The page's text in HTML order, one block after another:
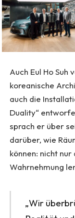
Auch Eul Ho Suh
koreanische
auch die
Duality“
sprach er über
darüber, wie
können: nicht nur
Wahrnehmung
„Wir